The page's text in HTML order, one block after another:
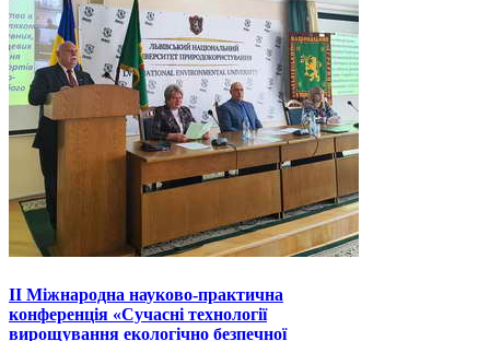
II Міжнародна науково-практична
конференція «Сучасні технології
вирощування екологічно безпечної